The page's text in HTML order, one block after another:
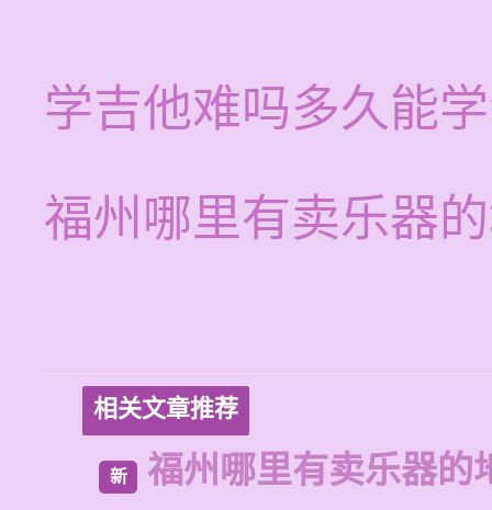
学吉他难吗多久能
福州哪里有卖乐器
相关文章推荐
新 福州哪里有卖乐器的